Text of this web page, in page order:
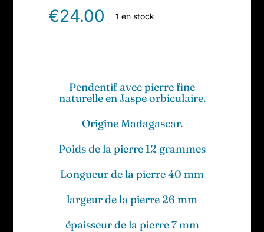
€24.00 1 en stock
Pendentif avec pierre fine
naturelle en Jaspe orbiculaire.
Origine Madagascar.
Poids de la pierre 12 grammes
Longueur de la pierre 40 mm
largeur de la pierre 26 mm
épaisseur de la pierre 7 mm